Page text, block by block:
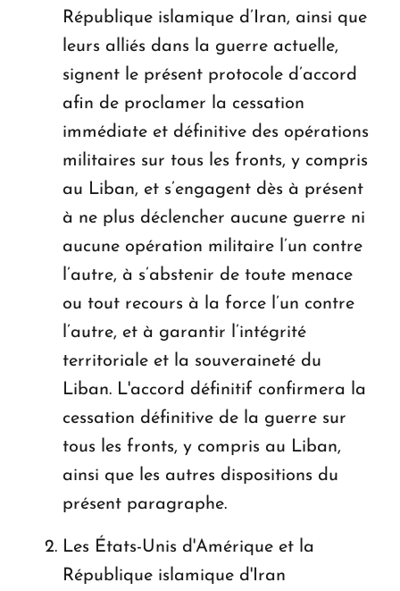
République islamique d’Iran, ainsi que
leurs alliés dans la guerre actuelle,
signent le présent protocole d’accord
afin de proclamer la cessation
immédiate et définitive des opérations
militaires sur tous les fronts, y compris
au Liban, et s’engagent dès à présent
à ne plus déclencher aucune guerre ni
aucune opération militaire l’un contre
l’autre, à s’abstenir de toute menace
ou tout recours à la force l’un contre
l’autre, et à garantir l’intégrité
territoriale et la souveraineté du
Liban. L'accord définitif confirmera la
cessation définitive de la guerre sur
tous les fronts, y compris au Liban,
ainsi que les autres dispositions du
présent paragraphe.
Les États-Unis d'Amérique et la
République islamique d'Iran